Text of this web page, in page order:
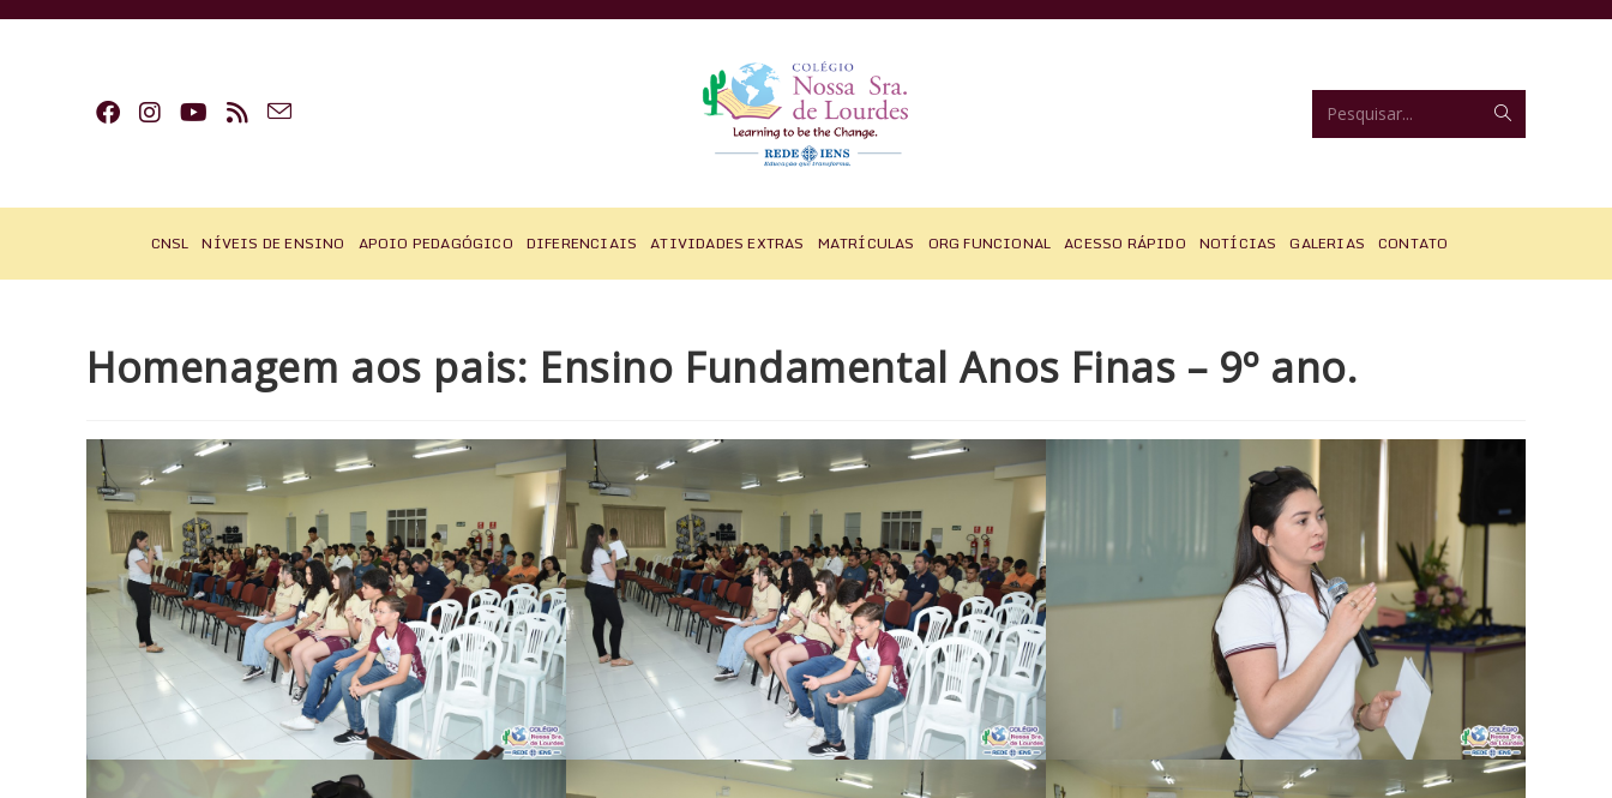
Ir
Pesquisar...
CNSL NÍVEIS DE ENSINO APOIO PEDAGÓGICO DIFERENCIAIS ATIVIDADES EXTRAS MATRÍCULAS ORG FUNCIONAL ACESSO RÁPIDO NOTÍCIAS GALERIAS CONTATO
Homenagem aos pais: Ensino Fundamental Anos Finas – 9º ano.